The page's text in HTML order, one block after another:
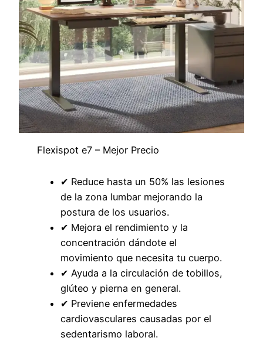
Flexispot e7 – Mejor Precio
✔ Reduce hasta un 50% las lesiones
de la zona lumbar mejorando la
postura de los usuarios.
✔ Mejora el rendimiento y la
concentración dándote el
movimiento que necesita tu cuerpo.
✔ Ayuda a la circulación de tobillos,
glúteo y pierna en general.
✔ Previene enfermedades
cardiovasculares causadas por el
sedentarismo laboral.